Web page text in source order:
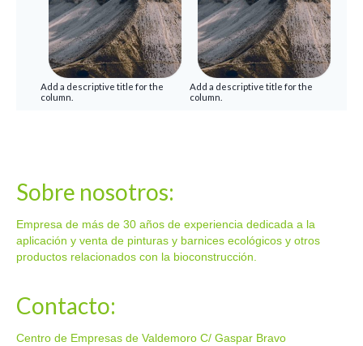
Add a descriptive title for the
column.
Add a descriptive title for the
column.
Sobre nosotros:
Empresa de más de 30 años de experiencia dedicada a la
aplicación y venta de pinturas y barnices ecológicos y otros
productos relacionados con la bioconstrucción.
Contacto:
Centro de Empresas de Valdemoro C/ Gaspar Bravo